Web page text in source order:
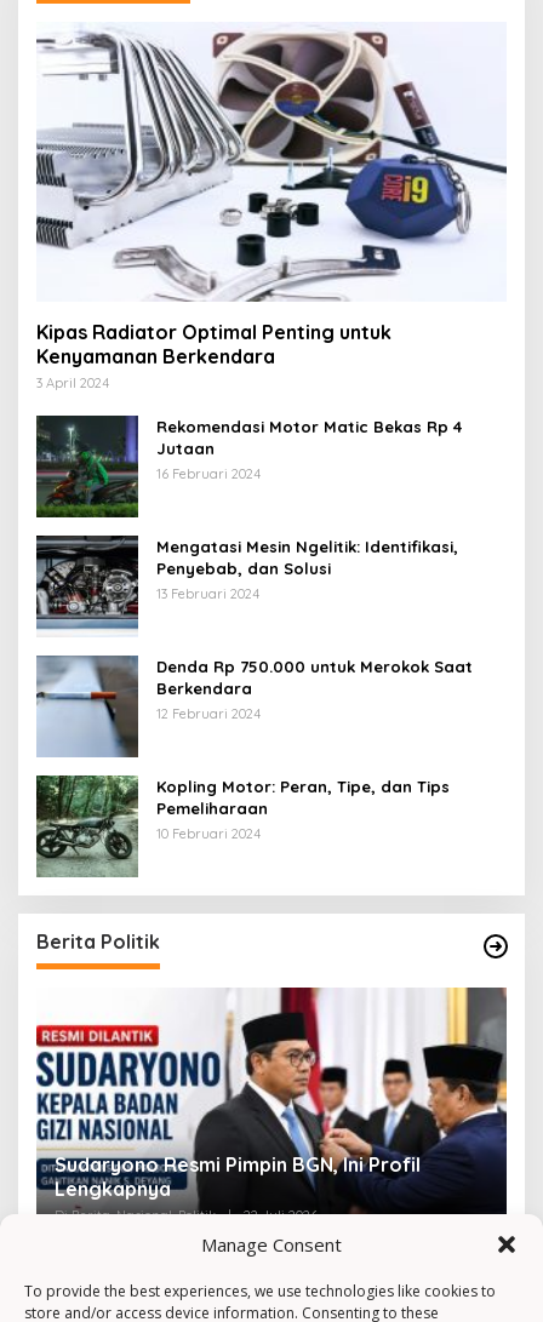
Manage Consent
To provide the best experiences, we use technologies like cookies to
store and/or access device information. Consenting to these
Kipas Radiator Optimal Penting untuk
Kenyamanan Berkendara
3 April 2024
Rekomendasi Motor Matic Bekas Rp 4
Jutaan
16 Februari 2024
Mengatasi Mesin Ngelitik: Identifikasi,
Penyebab, dan Solusi
13 Februari 2024
Denda Rp 750.000 untuk Merokok Saat
Berkendara
12 Februari 2024
Kopling Motor: Peran, Tipe, dan Tips
Pemeliharaan
10 Februari 2024
Berita Politik
Sudaryono Resmi Pimpin BGN, Ini Profil
Lengkapnya
Di Berita, Nasional, Politik | 22 Juli 2026 Di